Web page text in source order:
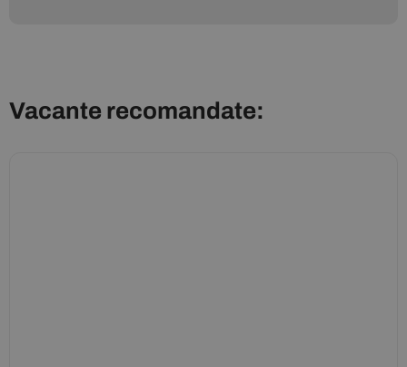
Vacante recomandate: